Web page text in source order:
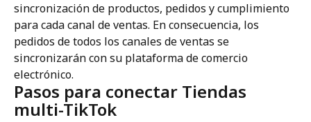
sincronización de productos, pedidos y cumplimiento
para cada canal de ventas. En consecuencia, los
pedidos de todos los canales de ventas se
sincronizarán con su plataforma de comercio
electrónico.
Pasos para conectar Tiendas
multi-TikTok